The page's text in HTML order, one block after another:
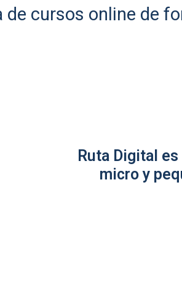
cursos online de
Ruta Digital
micro y